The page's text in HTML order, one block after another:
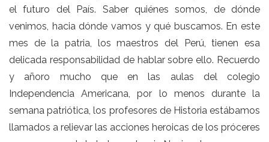
el futuro del País. Saber quiénes somos, de dónde
venimos, hacia dónde vamos y qué buscamos. En este
mes de la patria, los maestros del Perú, tienen esa
delicada responsabilidad de hablar sobre ello. Recuerdo
y añoro mucho que en las aulas del colegio
Independencia Americana, por lo menos durante la
semana patriótica, los profesores de Historia estábamos
llamados a relievar las acciones heroicas de los próceres